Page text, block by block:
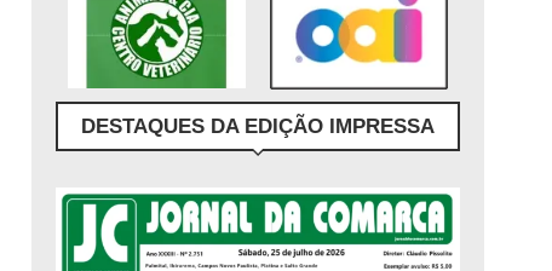
DESTAQUES DA EDIÇÃO IMPRESSA